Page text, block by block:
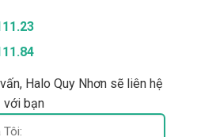
Halo Quy Nhơn sẽ liên hệ
với bạn